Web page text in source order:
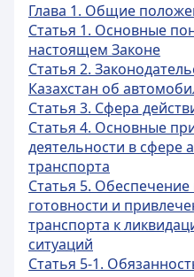
Глава 1. Общие
Статья 1. Основные
настоящем Законе
Статья 2.
Казахстан об
Статья 3. Сфера
Статья 4. Основные
деятельности в сфере
транспорта
Статья 5.
готовности и
транспорта к
ситуаций
Статья 5-1.